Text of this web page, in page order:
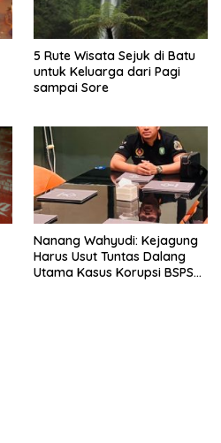
5 Rute Wisata Sejuk di Batu
untuk Keluarga dari Pagi
sampai Sore
Nanang Wahyudi: Kejagung
Harus Usut Tuntas Dalang
Utama Kasus Korupsi BSPS